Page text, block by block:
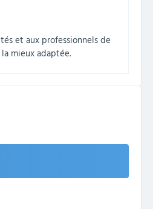
et aux professionnels de
mieux adaptée.